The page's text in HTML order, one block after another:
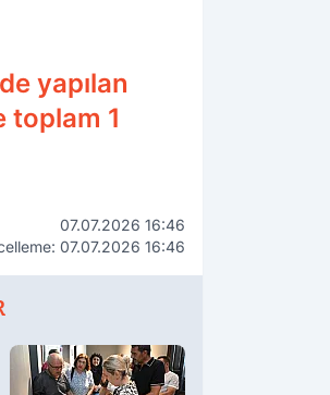
yapılan
toplam 1
07.07.2026 16:46
07.07.2026 16:46